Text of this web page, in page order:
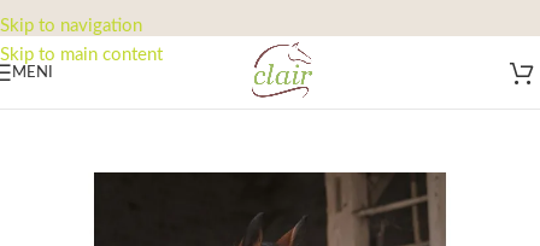
Skip to navigation
Skip to main content
MENI